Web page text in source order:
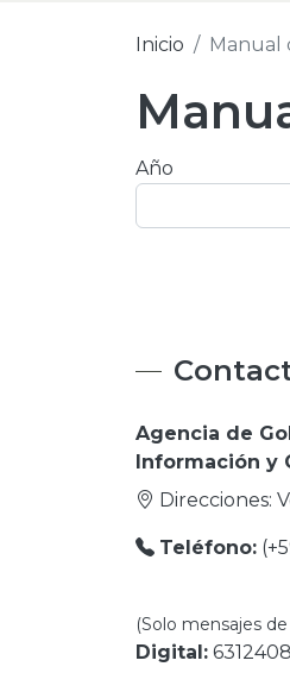
Inicio Manual
Año
Agencia de
Información y
Direcciones:
Teléfono:
(Solo mensajes
Digital: